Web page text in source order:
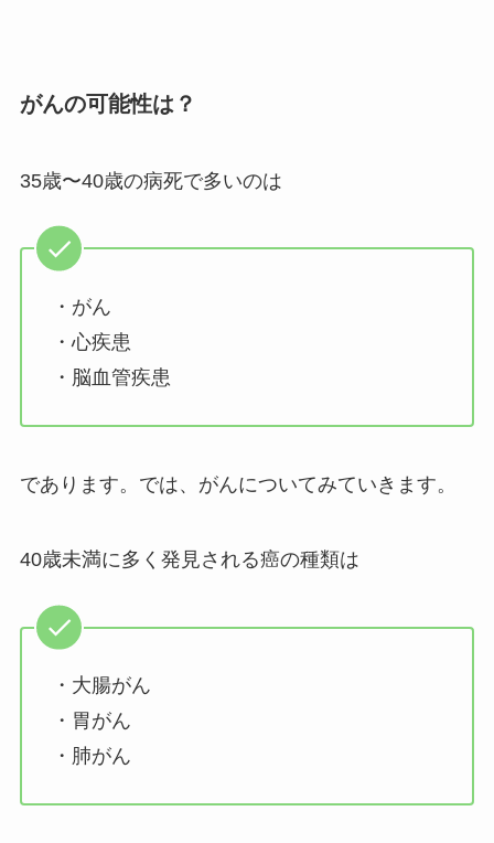
がんの可能性は？
35歳〜40歳の病死で多いのは
・がん
・心疾患
・脳血管疾患
であります。では、がんについてみていきます。
40歳未満に多く発見される癌の種類は
・大腸がん
・胃がん
・肺がん